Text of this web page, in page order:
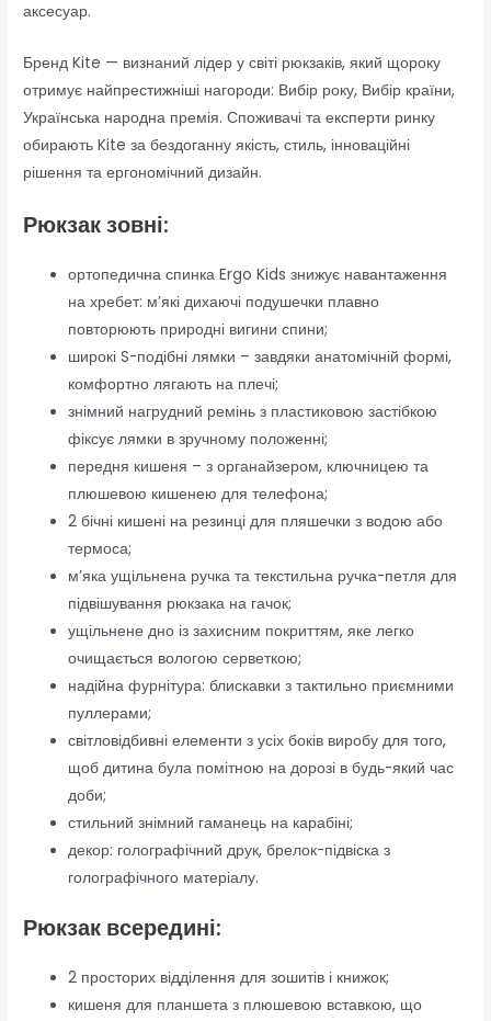
аксесуар.
Бренд Kite — визнаний лідер у світі рюкзаків, який щороку
отримує найпрестижніші нагороди: Вибір року, Вибір країни,
Українська народна премія. Споживачі та експерти ринку
обирають Kite за бездоганну якість, стиль, інноваційні
рішення та ергономічний дизайн.
Рюкзак зовні:
ортопедична спинка Ergo Kids знижує навантаження
на хребет: м’які дихаючі подушечки плавно
повторюють природні вигини спини;
широкі S-подібні лямки – завдяки анатомічній формі,
комфортно лягають на плечі;
знімний нагрудний ремінь з пластиковою застібкою
фіксує лямки в зручному положенні;
передня кишеня – з органайзером, ключницею та
плюшевою кишенею для телефона;
2 бічні кишені на резинці для пляшечки з водою або
термоса;
м’яка ущільнена ручка та текстильна ручка-петля для
підвішування рюкзака на гачок;
ущільнене дно із захисним покриттям, яке легко
очищається вологою серветкою;
надійна фурнітура: блискавки з тактильно приємними
пуллерами;
світловідбивні елементи з усіх боків виробу для того,
щоб дитина була помітною на дорозі в будь-який час
доби;
стильний знімний гаманець на карабіні;
декор: голографічний друк, брелок-підвіска з
голографічного матеріалу.
Рюкзак всередині:
2 просторих відділення для зошитів і книжок;
кишеня для планшета з плюшевою вставкою, що